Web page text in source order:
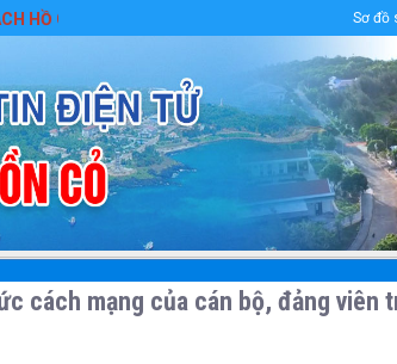
MINH Sơ đồ
cách mạng của cán bộ, đảng viên